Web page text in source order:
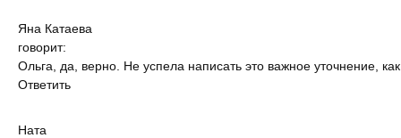
Яна Катаева
говорит:
Ольга, да, верно. Не успела написать это важное уточнение,
Ответить
Ната